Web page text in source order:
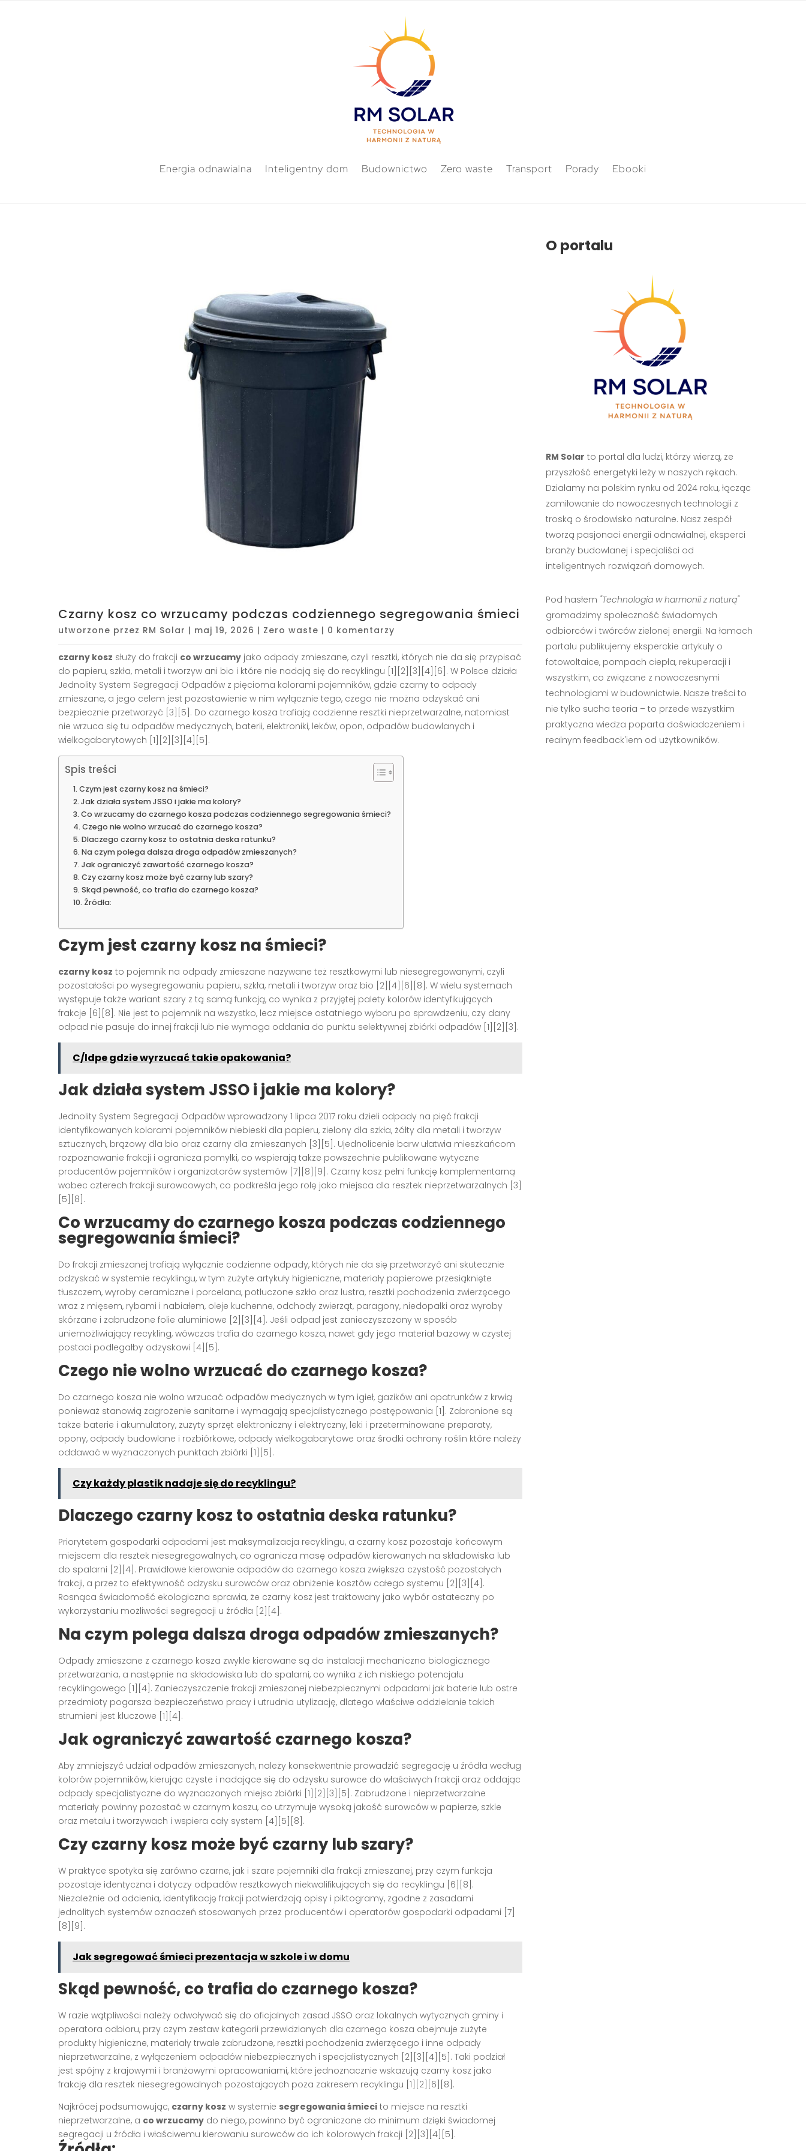
Energia odnawialna Inteligentny dom Budownictwo Zero waste Transport Porady Ebooki
Czarny kosz co wrzucamy podczas codziennego segregowania śmieci
utworzone przez RM Solar | maj 19, 2026 | Zero waste | 0 komentarzy
czarny kosz służy do frakcji co wrzucamy jako odpady zmieszane, czyli resztki, których nie da się przypisać
do papieru, szkła, metali i tworzyw ani bio i które nie nadają się do recyklingu [1][2][3][4][6]. W Polsce działa
Jednolity System Segregacji Odpadów z pięcioma kolorami pojemników, gdzie czarny to odpady
zmieszane, a jego celem jest pozostawienie w nim wyłącznie tego, czego nie można odzyskać ani
bezpiecznie przetworzyć [3][5]. Do czarnego kosza trafiają codzienne resztki nieprzetwarzalne, natomiast
nie wrzuca się tu odpadów medycznych, baterii, elektroniki, leków, opon, odpadów budowlanych i
wielkogabarytowych [1][2][3][4][5].
Spis treści
Czym jest czarny kosz na śmieci?
Jak działa system JSSO i jakie ma kolory?
Co wrzucamy do czarnego kosza podczas codziennego segregowania śmieci?
Czego nie wolno wrzucać do czarnego kosza?
Dlaczego czarny kosz to ostatnia deska ratunku?
Na czym polega dalsza droga odpadów zmieszanych?
Jak ograniczyć zawartość czarnego kosza?
Czy czarny kosz może być czarny lub szary?
Skąd pewność, co trafia do czarnego kosza?
Źródła:
Czym jest czarny kosz na śmieci?
czarny kosz to pojemnik na odpady zmieszane nazywane też resztkowymi lub niesegregowanymi, czyli
pozostałości po wysegregowaniu papieru, szkła, metali i tworzyw oraz bio [2][4][6][8]. W wielu systemach
występuje także wariant szary z tą samą funkcją, co wynika z przyjętej palety kolorów identyfikujących
frakcje [6][8]. Nie jest to pojemnik na wszystko, lecz miejsce ostatniego wyboru po sprawdzeniu, czy dany
odpad nie pasuje do innej frakcji lub nie wymaga oddania do punktu selektywnej zbiórki odpadów [1][2][3].
C/ldpe gdzie wyrzucać takie opakowania?
Jak działa system JSSO i jakie ma kolory?
Jednolity System Segregacji Odpadów wprowadzony 1 lipca 2017 roku dzieli odpady na pięć frakcji
identyfikowanych kolorami pojemników niebieski dla papieru, zielony dla szkła, żółty dla metali i tworzyw
sztucznych, brązowy dla bio oraz czarny dla zmieszanych [3][5]. Ujednolicenie barw ułatwia mieszkańcom
rozpoznawanie frakcji i ogranicza pomyłki, co wspierają także powszechnie publikowane wytyczne
producentów pojemników i organizatorów systemów [7][8][9]. Czarny kosz pełni funkcję komplementarną
wobec czterech frakcji surowcowych, co podkreśla jego rolę jako miejsca dla resztek nieprzetwarzalnych [3]
[5][8].
Co wrzucamy do czarnego kosza podczas codziennego
segregowania śmieci?
Do frakcji zmieszanej trafiają wyłącznie codzienne odpady, których nie da się przetworzyć ani skutecznie
odzyskać w systemie recyklingu, w tym zużyte artykuły higieniczne, materiały papierowe przesiąknięte
tłuszczem, wyroby ceramiczne i porcelana, potłuczone szkło oraz lustra, resztki pochodzenia zwierzęcego
wraz z mięsem, rybami i nabiałem, oleje kuchenne, odchody zwierząt, paragony, niedopałki oraz wyroby
skórzane i zabrudzone folie aluminiowe [2][3][4]. Jeśli odpad jest zanieczyszczony w sposób
uniemożliwiający recykling, wówczas trafia do czarnego kosza, nawet gdy jego materiał bazowy w czystej
postaci podlegałby odzyskowi [4][5].
Czego nie wolno wrzucać do czarnego kosza?
Do czarnego kosza nie wolno wrzucać odpadów medycznych w tym igieł, gazików ani opatrunków z krwią
ponieważ stanowią zagrożenie sanitarne i wymagają specjalistycznego postępowania [1]. Zabronione są
także baterie i akumulatory, zużyty sprzęt elektroniczny i elektryczny, leki i przeterminowane preparaty,
opony, odpady budowlane i rozbiórkowe, odpady wielkogabarytowe oraz środki ochrony roślin które należy
oddawać w wyznaczonych punktach zbiórki [1][5].
Czy każdy plastik nadaje się do recyklingu?
Dlaczego czarny kosz to ostatnia deska ratunku?
Priorytetem gospodarki odpadami jest maksymalizacja recyklingu, a czarny kosz pozostaje końcowym
miejscem dla resztek niesegregowalnych, co ogranicza masę odpadów kierowanych na składowiska lub
do spalarni [2][4]. Prawidłowe kierowanie odpadów do czarnego kosza zwiększa czystość pozostałych
frakcji, a przez to efektywność odzysku surowców oraz obniżenie kosztów całego systemu [2][3][4].
Rosnąca świadomość ekologiczna sprawia, że czarny kosz jest traktowany jako wybór ostateczny po
wykorzystaniu możliwości segregacji u źródła [2][4].
Na czym polega dalsza droga odpadów zmieszanych?
Odpady zmieszane z czarnego kosza zwykle kierowane są do instalacji mechaniczno biologicznego
przetwarzania, a następnie na składowiska lub do spalarni, co wynika z ich niskiego potencjału
recyklingowego [1][4]. Zanieczyszczenie frakcji zmieszanej niebezpiecznymi odpadami jak baterie lub ostre
przedmioty pogarsza bezpieczeństwo pracy i utrudnia utylizację, dlatego właściwe oddzielanie takich
strumieni jest kluczowe [1][4].
Jak ograniczyć zawartość czarnego kosza?
Aby zmniejszyć udział odpadów zmieszanych, należy konsekwentnie prowadzić segregację u źródła według
kolorów pojemników, kierując czyste i nadające się do odzysku surowce do właściwych frakcji oraz oddając
odpady specjalistyczne do wyznaczonych miejsc zbiórki [1][2][3][5]. Zabrudzone i nieprzetwarzalne
materiały powinny pozostać w czarnym koszu, co utrzymuje wysoką jakość surowców w papierze, szkle
oraz metalu i tworzywach i wspiera cały system [4][5][8].
Czy czarny kosz może być czarny lub szary?
W praktyce spotyka się zarówno czarne, jak i szare pojemniki dla frakcji zmieszanej, przy czym funkcja
pozostaje identyczna i dotyczy odpadów resztkowych niekwalifikujących się do recyklingu [6][8].
Niezależnie od odcienia, identyfikację frakcji potwierdzają opisy i piktogramy, zgodne z zasadami
jednolitych systemów oznaczeń stosowanych przez producentów i operatorów gospodarki odpadami [7]
[8][9].
Jak segregować śmieci prezentacja w szkole i w domu
Skąd pewność, co trafia do czarnego kosza?
W razie wątpliwości należy odwoływać się do oficjalnych zasad JSSO oraz lokalnych wytycznych gminy i
operatora odbioru, przy czym zestaw kategorii przewidzianych dla czarnego kosza obejmuje zużyte
produkty higieniczne, materiały trwale zabrudzone, resztki pochodzenia zwierzęcego i inne odpady
nieprzetwarzalne, z wyłączeniem odpadów niebezpiecznych i specjalistycznych [2][3][4][5]. Taki podział
jest spójny z krajowymi i branżowymi opracowaniami, które jednoznacznie wskazują czarny kosz jako
frakcję dla resztek niesegregowalnych pozostających poza zakresem recyklingu [1][2][6][8].
Najkrócej podsumowując, czarny kosz w systemie segregowania śmieci to miejsce na resztki
nieprzetwarzalne, a co wrzucamy do niego, powinno być ograniczone do minimum dzięki świadomej
segregacji u źródła i właściwemu kierowaniu surowców do ich kolorowych frakcji [2][3][4][5].
O portalu
RM Solar to portal dla ludzi, którzy wierzą, że
przyszłość energetyki leży w naszych rękach.
Działamy na polskim rynku od 2024 roku, łącząc
zamiłowanie do nowoczesnych technologii z
troską o środowisko naturalne. Nasz zespół
tworzą pasjonaci energii odnawialnej, eksperci
branży budowlanej i specjaliści od
inteligentnych rozwiązań domowych.
Pod hasłem "Technologia w harmonii z naturą"
gromadzimy społeczność świadomych
odbiorców i twórców zielonej energii. Na łamach
portalu publikujemy eksperckie artykuły o
fotowoltaice, pompach ciepła, rekuperacji i
wszystkim, co związane z nowoczesnymi
technologiami w budownictwie. Nasze treści to
nie tylko sucha teoria – to przede wszystkim
praktyczna wiedza poparta doświadczeniem i
realnym feedback'iem od użytkowników.